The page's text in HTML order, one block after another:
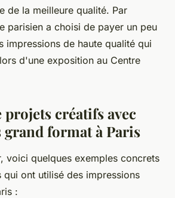
de la meilleure qualité. Par
parisien a choisi de payer un peu
impressions de haute qualité qui
d'une exposition au Centre
projets créatifs avec
format à Paris
voici quelques exemples concrets
ont utilisé des impressions
: